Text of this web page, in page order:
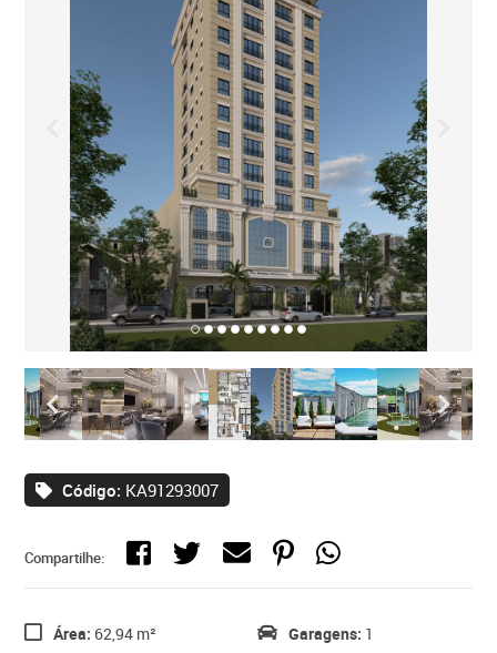
Código: KA91293007
Compartilhe:
Área: 62,94 m² Garagens: 1